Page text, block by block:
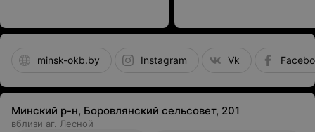
minsk-okb.by Instagram Vk
Минский р-н, Боровлянский сельсовет, 201
вблизи аг. Лесной